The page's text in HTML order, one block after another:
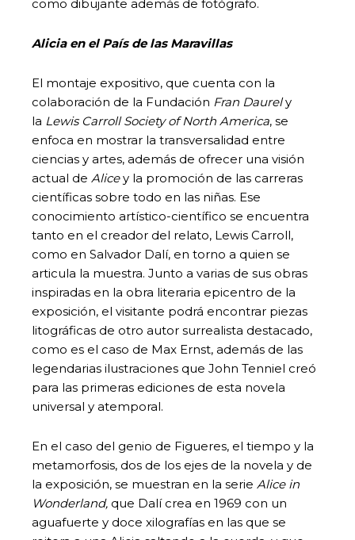
como dibujante además de fotógrafo.
Alicia en el País de las Maravillas
El montaje expositivo, que cuenta con la
colaboración de la Fundación Fran Daurely
la Lewis Carroll Society of North America, se
enfoca en mostrar la transversalidad entre
ciencias y artes, además de ofrecer una visión
actual de Alicey la promoción de las carreras
científicas sobre todo en las niñas. Ese
conocimiento artístico-científico se encuentra
tanto en el creador del relato, Lewis Carroll,
como en Salvador Dalí, en torno a quien se
articula la muestra. Junto a varias de sus obras
inspiradas en la obra literaria epicentro de la
exposición, el visitante podrá encontrar piezas
litográficas de otro autor surrealista destacado,
como es el caso de Max Ernst, además de las
legendarias ilustraciones que John Tenniel creó
para las primeras ediciones de esta novela
universal y atemporal.
En el caso del genio de Figueres, el tiempo y la
metamorfosis, dos de los ejes de la novela y de
la exposición, se muestran en la serie Alice in
Wonderland, que Dalí crea en 1969 con un
aguafuerte y doce xilografías en las que se